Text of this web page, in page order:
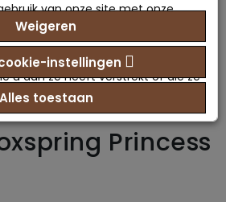
Princess
van onze site met onze
adverteren en analyse. Deze
gegevens combineren met
u aan ze heeft verstrekt of die ze
basis van uw gebruik van hun
Weigeren
instellingen
Alles toestaan